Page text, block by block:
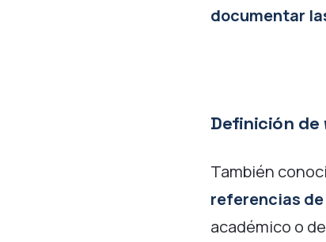
documentar
Definición de
También
referencias
académico o